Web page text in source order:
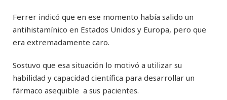
Ferrer indicó que en ese momento había salido un
antihistamínico en Estados Unidos y Europa, pero que
era extremadamente caro.
Sostuvo que esa situación lo motivó a utilizar su
habilidad y capacidad científica para desarrollar un
fármaco asequible a sus pacientes.